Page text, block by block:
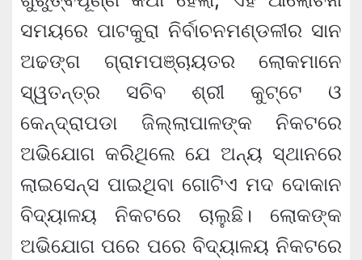
ସମୟରେ ପାଟକୁରା ନିର୍ବାଚନମଣ୍ଡଳୀର ସାନ
ଅଢଙ୍ଗ ଗ୍ରାମପଞ୍ଚାୟତର ଲୋକମାନେ
ସ୍ୱତନ୍ତ୍ର ସଚିବ ଶ୍ରୀ କୁଟ୍ଟେ ଓ
କେନ୍ଦ୍ରାପଡା ଜିଲ୍ଲାପାଳଙ୍କ ନିକଟରେ
ଅଭିଯୋଗ କରିଥିଲେ ଯେ ଅନ୍ୟ ସ୍ଥାନରେ
ଲାଇସେନ୍ସ ପାଇଥିବା ଗୋଟିଏ ମଦ ଦୋକାନ
ବିଦ୍ୟାଳୟ ନିକଟରେ ଚାଲୁଛି। ଲୋକଙ୍କ
ଅଭିଯୋଗ ପରେ ପରେ ବିଦ୍ୟାଳୟ ନିକଟରେ